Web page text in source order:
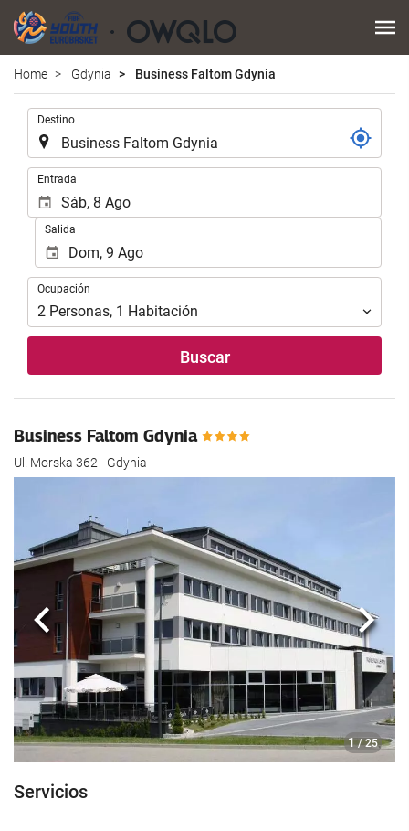
Home Gdynia Business Faltom Gdynia
Introduzca
lugar
de
destino
en
que
realizar
búsqueda
de
Destino
Introduzca
las
fechas
inicio
fin
para
realizar
Entrada
Salida
Ocupación
Ocupación
2 Personas, 1 Habitación
Buscar
Business Faltom Gdynia
Ul. Morska 362 - Gdynia
1 / 25
Anterior
Servicios